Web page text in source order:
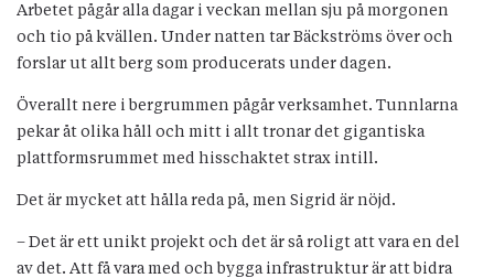
Arbetet pågår alla dagar i veckan mellan sju på morgonen
och tio på kvällen. Under natten tar Bäckströms över och
forslar ut allt berg som producerats under dagen.
Överallt nere i bergrummen pågår verksamhet. Tunnlarna
pekar åt olika håll och mitt i allt tronar det gigantiska
plattformsrummet med hisschaktet strax intill.
Det är mycket att hålla reda på, men Sigrid är nöjd.
– Det är ett unikt projekt och det är så roligt att vara en del
av det. Att få vara med och bygga infrastruktur är att bidra